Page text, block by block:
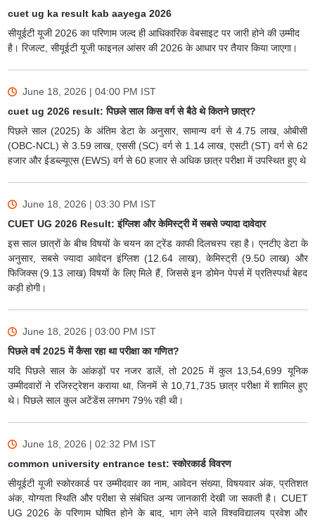
cuet ug ka result kab aayega 2026
सीयूईटी यूजी 2026 का परिणाम जल्द ही आधिकारिक वेबसाइट पर जारी होने की उम्मीद
है। रिजल्ट, सीयूईटी यूजी फाइनल आंसर की 2026 के आधार पर तैयार किया जाएगा।
June 18, 2026 | 04:00 PM IST
cuet ug 2026 result: पिछले साल किस वर्ग से बैठे थे कितने छात्र?
पिछले साल (2025) के अंतिम डेटा के अनुसार, सामान्य वर्ग से 4.75 लाख, ओबीसी
(OBC-NCL) से 3.59 लाख, एससी (SC) वर्ग से 1.14 लाख, एसटी (ST) वर्ग से 62
हजार और ईडब्ल्यूएस (EWS) वर्ग से 60 हजार से अधिक छात्र परीक्षा में उपस्थित हुए थे
June 18, 2026 | 03:30 PM IST
CUET UG 2026 Result: इंग्लिश और केमिस्ट्री में सबसे ज्यादा दावेदार
इस साल छात्रों के बीच विषयों के चयन का ट्रेंड काफी दिलचस्प रहा है। एनटीए डेटा के
अनुसार, सबसे ज्यादा आवेदन इंग्लिश (12.64 लाख), केमिस्ट्री (9.50 लाख) और
फिजिक्स (9.13 लाख) विषयों के लिए मिले हैं, जिससे इन डोमेन पेपर्स में प्रतिस्पर्धा बेहद
कड़ी होगी।
June 18, 2026 | 03:00 PM IST
पिछले वर्ष 2025 में कैसा रहा था परीक्षा का गणित?
यदि पिछले साल के आंकड़ों पर नजर डालें, तो 2025 में कुल 13,54,699 यूनिक
उम्मीदवारों ने रजिस्ट्रेशन कराया था, जिनमें से 10,71,735 छात्र परीक्षा में शामिल हुए
थे। पिछले साल कुल अटेंडेंस लगभग 79% रही थी।
June 18, 2026 | 02:32 PM IST
common university entrance test: स्कोरकार्ड विवरण
सीयूईटी यूजी स्कोरकार्ड पर उम्मीदवार का नाम, आवेदन संख्या, विषयवार अंक, प्रतिशत
अंक, योग्यता स्थिति और परीक्षा से संबंधित अन्य जानकारी देखी जा सकती है। CUET
UG 2026 के परिणाम घोषित होने के बाद, भाग लेने वाले विश्वविद्यालय प्रवेश और